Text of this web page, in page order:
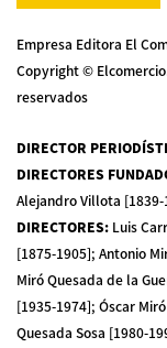
Empresa Editora El
Copyright ©
reservados
DIRECTOR
DIRECTORES
Alejandro Villota [1839-
DIRECTORES: Luis
[1875-1905]; Antonio
Miró Quesada de la
[1935-1974]; Óscar
Quesada Sosa [1980-